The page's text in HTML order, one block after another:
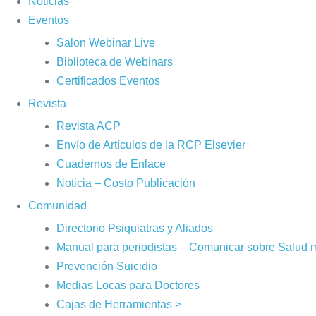
Eventos
Salon Webinar Live
Biblioteca de Webinars
Certificados Eventos
Revista
Revista ACP
Envío de Artículos de la RCP Elsevier
Cuadernos de Enlace
Noticia – Costo Publicación
Comunidad
Directorio Psiquiatras y Aliados
Manual para periodistas – Comunicar sobre Salud
Prevención Suicidio
Medias Locas para Doctores
Cajas de Herramientas >